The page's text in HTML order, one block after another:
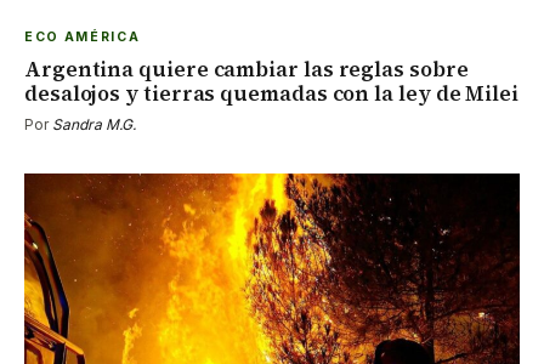
ECO AMÉRICA
Argentina quiere cambiar las reglas sobre
desalojos y tierras quemadas con la ley de Milei
Por Sandra M.G.